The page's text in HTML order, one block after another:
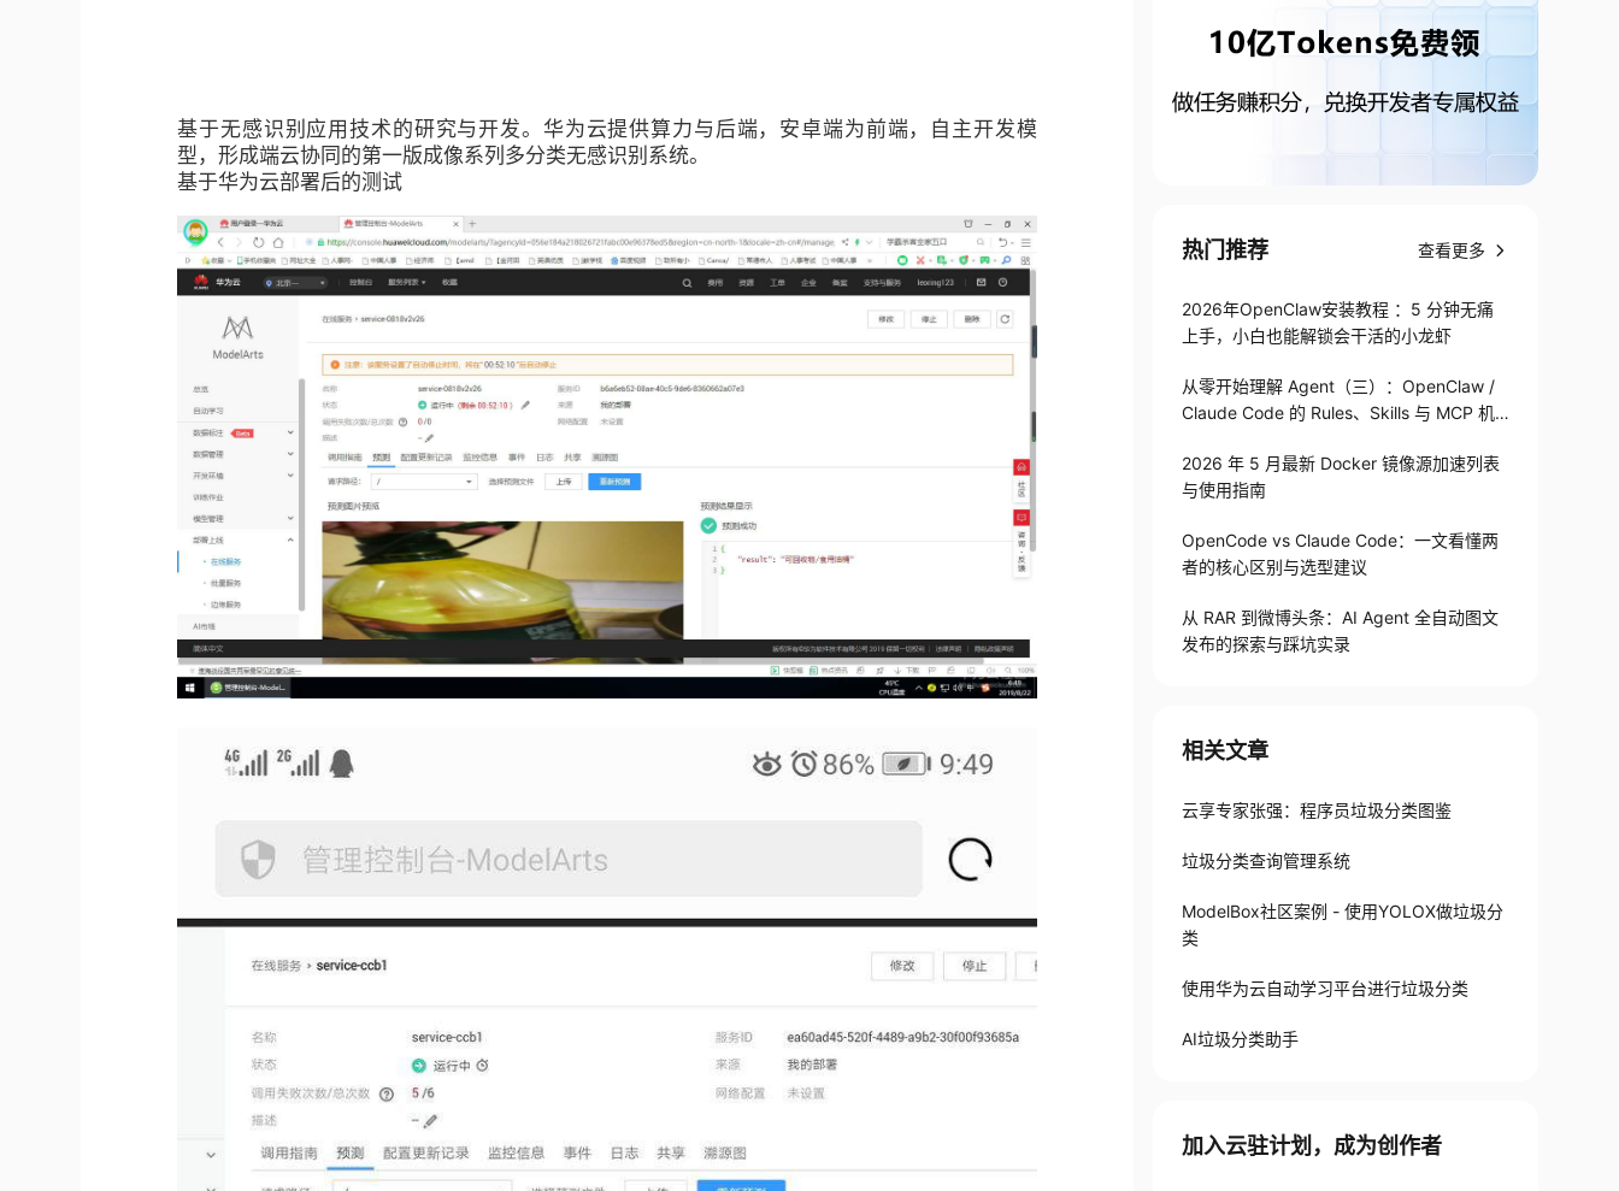
基于无感识别应用技术的研究与开发。华为云提供算力与后端，安卓端为前端，自主开发模
型，形成端云协同的第一版成像系列多分类无感识别系统。
基于华为云部署后的测试
热门推荐 查看更多
2026年OpenClaw安装教程 ：5 分钟无痛
上手，小白也能解锁会干活的小龙虾
从零开始理解 Agent（三）：OpenClaw /
Claude Code 的 Rules、Skills 与 MCP 机
2026 年 5 月最新 Docker 镜像源加速列表
与使用指南
OpenCode vs Claude Code：一文看懂两
者的核心区别与选型建议
从 RAR 到微博头条：AI Agent 全自动图文
发布的探索与踩坑实录
相关文章
云享专家张强：程序员垃圾分类图鉴
垃圾分类查询管理系统
ModelBox社区案例 - 使用YOLOX做垃圾分
类
使用华为云自动学习平台进行垃圾分类
AI垃圾分类助手
加入云驻计划，成为创作者